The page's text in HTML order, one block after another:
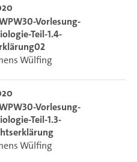
Vorlesung-
Teil-1.4-
Wülfing
Vorlesung-
Teil-1.3-
Wülfing